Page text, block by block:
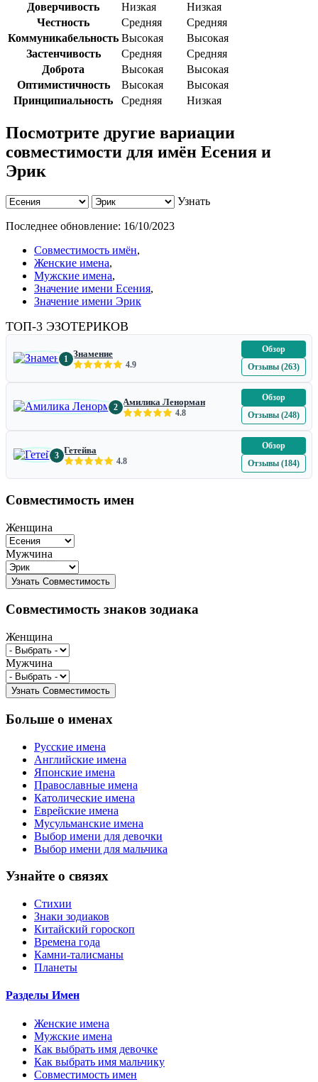
Доверчивость Низкая
Низкая
Честность
Средняя
Средняя
Коммуникабельность Высокая
Высокая
Застенчивость
Средняя
Средняя
Доброта
Высокая
Высокая
Оптимистичность
Высокая
Высокая
Принципиальность
Средняя Низкая
Посмотрите другие вариации
совместимости для имён Есения и
Эрик
Узнать
Последнее обновление: 16/10/2023
Совместимость имён,
Женские имена,
Мужские имена,
Значение имени Есения,
Значение имени Эрик
ТОП-3 ЭЗОТЕРИКОВ
1 Знамение
4.9
Обзор
Отзывы (263)
2 Амилика Ленорман
4.8
Обзор
Отзывы (248)
3 Гетейва
4.8
Обзор
Отзывы (184)
Совместимость имен
Женщина
Мужчина
Совместимость знаков зодиака
Женщина
Мужчина
Больше о именах
Русские имена
Английские имена
Японские имена
Православные имена
Католические имена
Еврейские имена
Мусульманские имена
Выбор имени для девочки
Выбор имени для мальчика
Узнайте о связях
Стихии
Знаки зодиаков
Китайский гороскоп
Времена года
Камни-талисманы
Планеты
Разделы Имен
Женские имена
Мужские имена
Как выбрать имя девочке
Как выбрать имя мальчику
Совместимость имен